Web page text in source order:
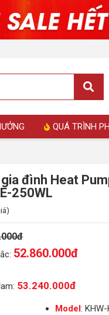
QUÁ TRÌNH
đình Heat
250WL
52.860.000đ
53.240.000đ
Model: